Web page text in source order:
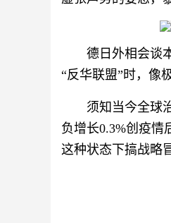
德日外相会谈
“反华联盟”时，像
须知当今全球
负增长0.3%创疫情
这种状态下搞战略